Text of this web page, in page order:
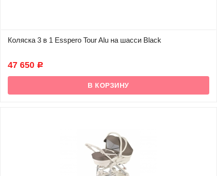
Коляска 3 в 1 Esspero Tour Alu на шасси Black
47 650 Р